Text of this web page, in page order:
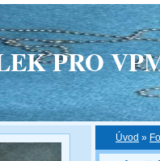
PRO
Úvod »